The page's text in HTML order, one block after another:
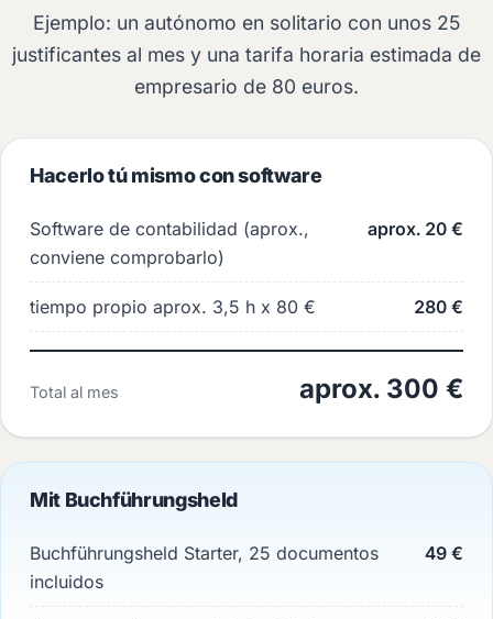
Ejemplo: un autónomo en solitario con unos 25
justificantes al mes y una tarifa horaria estimada de
empresario de 80 euros.
Hacerlo tú mismo con software
Software de contabilidad (aprox.,
conviene comprobarlo)
aprox. 20 €
tiempo propio aprox. 3,5 h x 80 € 280 €
Total al mes aprox. 300 €
Mit Buchführungsheld
Buchführungsheld Starter, 25 documentos
incluidos
49 €